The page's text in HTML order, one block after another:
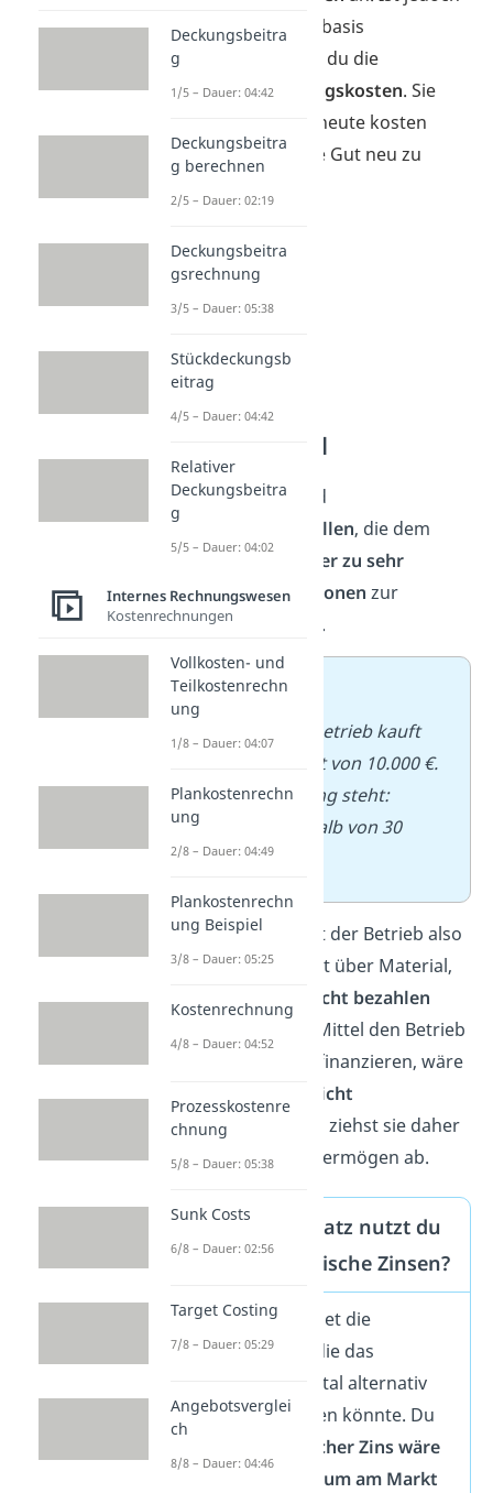
eine aktuelle Preisbasis
erforderlich, nutzt du die
Wiederbeschaffungskosten. Sie
geben an, was es heute kosten
würde, das gleiche Gut neu zu
Abzugskapital
Abzugskapital sind
Finanzierungsquellen, die dem
Betrieb
zinslos oder zu sehr
günstigen Konditionen zur
Verfügung stehen.
➡️Beispiel:
Ein Handwerksbetrieb kauft
Material im Wert von 10.000 €.
Auf der Rechnung steht:
„Zahlbar innerhalb von 30
Tagen“.
In dem Fall verfügt der Betrieb also
in der Zwischenzeit über Material,
noch gar nicht bezahlen
musste. Da diese Mittel den Betrieb
bereits kostenlos finanzieren, wäre
Verzinsung nicht
gerechtfertigt.
Du ziehst sie daher
vom bereinigten Vermögen ab.
Welchen Zinssatz nutzt du
für kalkulatorische Zinsen?
Der Zinssatz bildet die
Verzinsung ab, die das
gebundene Kapital alternativ
am Markt erzielen könnte. Du
Welcher Zins wäre
in diesem Zeitraum am Markt
Deckungsbeitra
g
1/5 – Dauer: 04:42
Deckungsbeitra
g berechnen
2/5 – Dauer: 02:19
Deckungsbeitra
gsrechnung
3/5 – Dauer: 05:38
Stückdeckungsb
eitrag
4/5 – Dauer: 04:42
Relativer
Deckungsbeitra
g
5/5 – Dauer: 04:02
Internes Rechnungswesen
Kostenrechnungen
Vollkosten- und
Teilkostenrechn
ung
1/8 – Dauer: 04:07
Plankostenrechn
ung
2/8 – Dauer: 04:49
Plankostenrechn
ung Beispiel
3/8 – Dauer: 05:25
Kostenrechnung
4/8 – Dauer: 04:52
Prozesskostenre
chnung
5/8 – Dauer: 05:38
Sunk Costs
6/8 – Dauer: 02:56
Target Costing
7/8 – Dauer: 05:29
Angebotsverglei
ch
8/8 – Dauer: 04:46